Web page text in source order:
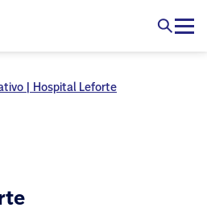
| Hospital Leforte